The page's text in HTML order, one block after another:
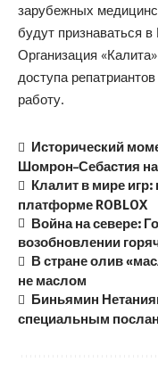
зарубежных
будут признаваться
Организация
доступа
работу.
Исторический
Шомрон–Себастия
Клалит в мире
платформе ROBLOX
Война на севере:
возобновлении
В стране олив
не маслом
Биньямин
специальным